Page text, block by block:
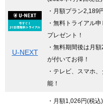
U-NEXT
・月額プラン2,189
・無料トライアル
プレゼント！
・無料期間後は月
が付いてお得！
・テレビ、スマホ
能！
・月額1,026円(税